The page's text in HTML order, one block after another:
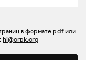
в формате pdf или
hi@orpk.org